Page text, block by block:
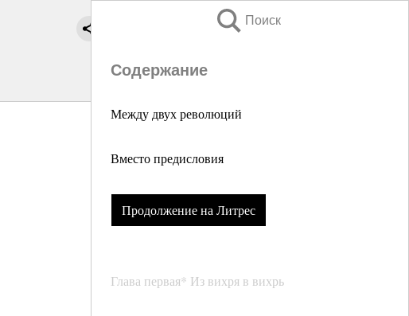
Поиск
Содержание
Между двух революций
Вместо предисловия
Продолжение на Литрес
Глава первая* Из вихря в вихрь